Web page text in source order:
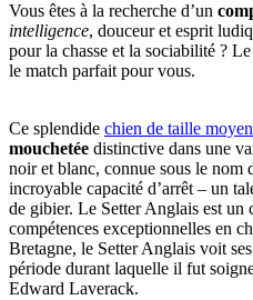
Vous êtes à la recherche d’un
intelligence, douceur et esprit
pour la chasse et la sociabilité ? Le
le match parfait pour vous.
Ce splendide chien de taille
mouchetée distinctive dans une
noir et blanc, connue sous le nom
incroyable capacité d’arrêt – un
de gibier. Le Setter Anglais est un
compétences exceptionnelles en
Bretagne, le Setter Anglais voit
période durant laquelle il fut
Edward Laverack.